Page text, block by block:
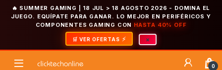
🔥 SUMMER GAMING | 18 JUL > 18 AGOSTO 2026 - DOMINA EL
JUEGO. EQUÍPATE PARA GANAR. LO MEJOR EN PERIFÉRICOS Y
COMPONENTES GAMING CON HASTA 40% OFF
🛒 VER OFERTAS ×
Open 0